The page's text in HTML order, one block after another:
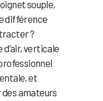
souple,
différence
?
verticale
et
amateurs